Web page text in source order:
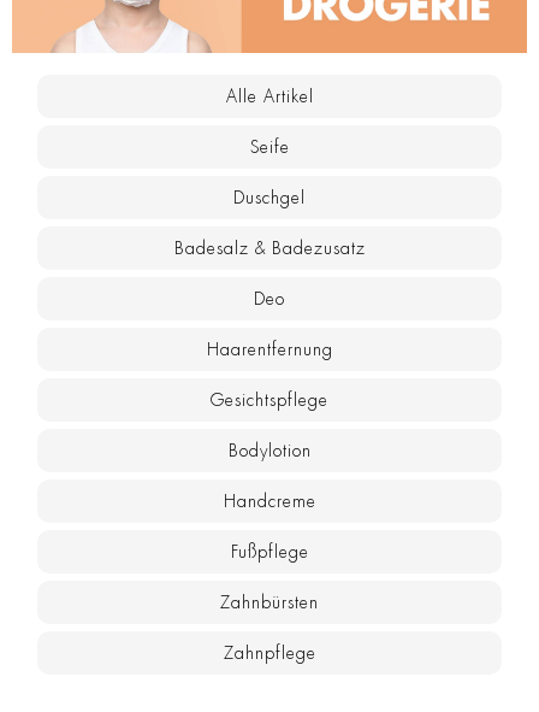
Alle Artikel
Seife
Duschgel
Badesalz & Badezusatz
Deo
Haarentfernung
Gesichtspflege
Bodylotion
Handcreme
Fußpflege
Zahnbürsten
Zahnpflege